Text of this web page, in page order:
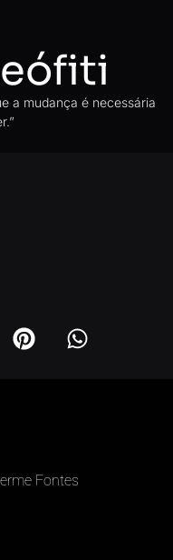
a mudança é necessária
Fontes